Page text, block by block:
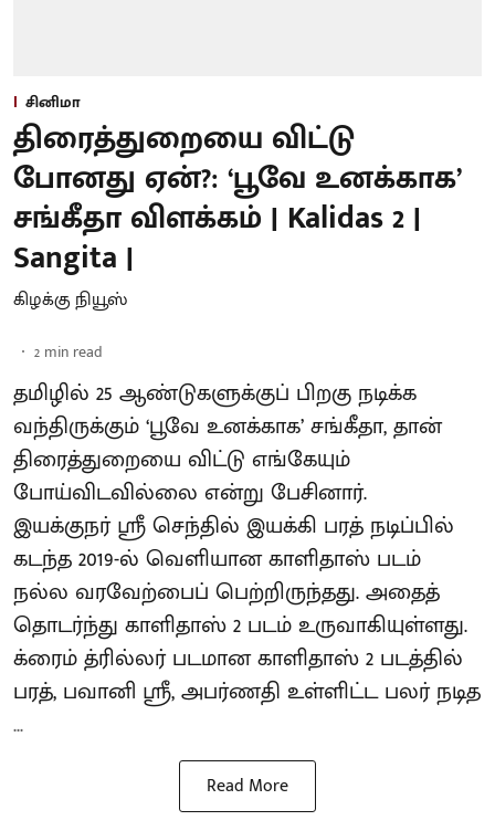
சினிமா
திரைத்துறையை விட்டு
போனது ஏன்?: ‘பூவே உனக்காக’
சங்கீதா விளக்கம் | Kalidas 2 |
Sangita |
கிழக்கு நியூஸ்
2 min read
தமிழில் 25 ஆண்டுகளுக்குப் பிறகு நடிக்க
வந்திருக்கும் ‘பூவே உனக்காக’ சங்கீதா, தான்
திரைத்துறையை விட்டு எங்கேயும்
போய்விடவில்லை என்று பேசினார்.
இயக்குநர் ஸ்ரீ செந்தில் இயக்கி பரத் நடிப்பில்
கடந்த 2019-ல் வெளியான காளிதாஸ் படம்
நல்ல வரவேற்பைப் பெற்றிருந்தது. அதைத்
தொடர்ந்து காளிதாஸ் 2 படம் உருவாகியுள்ளது.
க்ரைம் த்ரில்லர் படமான காளிதாஸ் 2 படத்தில்
பரத், பவானி ஸ்ரீ, அபர்ணதி உள்ளிட்ட பலர் நடித
...
Read More